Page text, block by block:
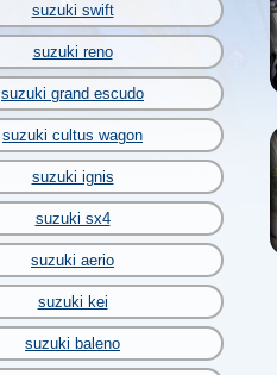
suzuki swift
suzuki reno
suzuki grand escudo
suzuki cultus wagon
suzuki ignis
suzuki sx4
suzuki aerio
suzuki kei
suzuki baleno